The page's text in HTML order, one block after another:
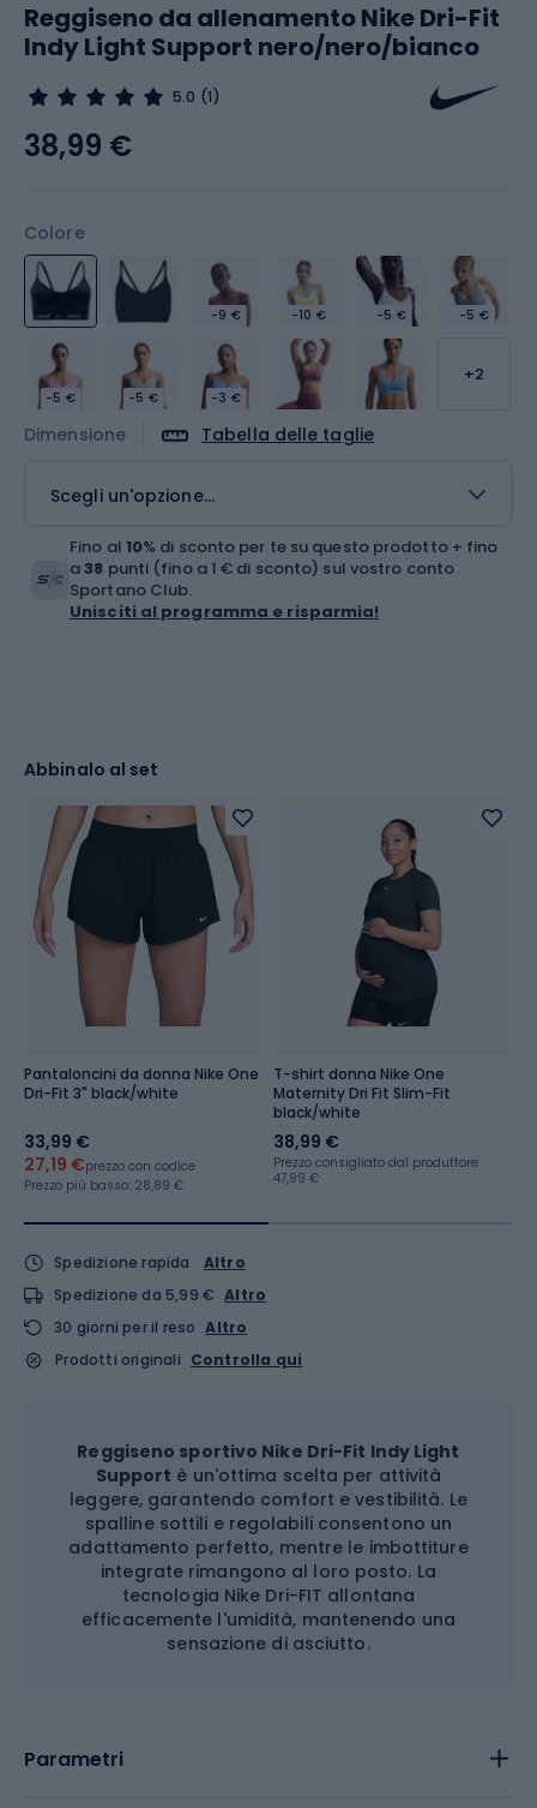
Reggiseno da allenamento Nike Dri-Fit
Indy Light Support nero/nero/bianco
5.0 (1)
Colore
-9 € -10 € -5 € -5 €
-5 € -5 € -3 €
+2
Dimensione Tabella delle taglie
Scegli un'opzione...
38,99 €
Fino al 10% di sconto per te su questo prodotto + fino
a38 punti (fino a 1 € di sconto) sul vostro conto
Sportano Club.
Unisciti al programma e risparmia!
Abbinalo al set
Pantaloncini da donna Nike One
Dri-Fit 3" black/white
33,99 €
27,19 €prezzo con codice
Prezzo più basso: 28,89 €
T-shirt donna Nike One
Maternity Dri Fit Slim-Fit
black/white
38,99 €
Prezzo consigliato dal produttore:
47,99 €
Spedizione rapida
Altro
Spedizione da 5,99 € Altro
30 giorni per il reso Altro
Prodotti originali Controlla qui
Reggiseno sportivo Nike Dri-Fit Indy Light
Support è un'ottima scelta per attività
leggere, garantendo comfort e vestibilità. Le
spalline sottili e regolabili consentono un
adattamento perfetto, mentre le imbottiture
integrate rimangono al loro posto. La
tecnologia Nike Dri-FIT allontana
efficacemente l'umidità, mantenendo una
sensazione di asciutto.
Parametri